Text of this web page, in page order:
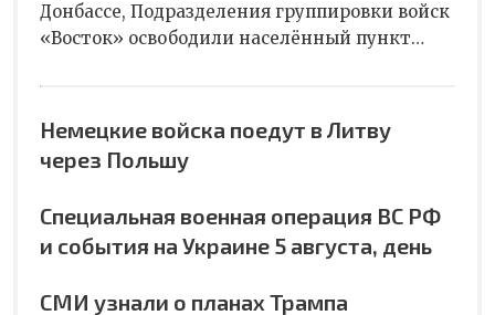
Донбассе, Подразделения группировки войск
«Восток» освободили населённый пункт…
Немецкие войска поедут в Литву
через Польшу
Специальная военная операция ВС РФ
и события на Украине 5 августа, день
СМИ узнали о планах Трампа